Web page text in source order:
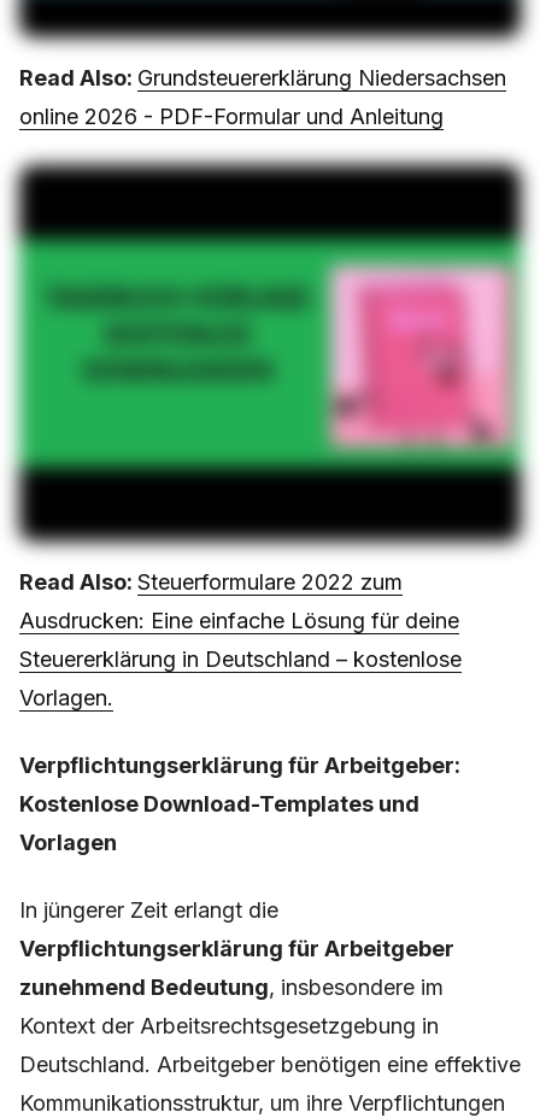
Read Also: Grundsteuererklärung Niedersachsen
online 2026 - PDF-Formular und Anleitung
Read Also: Steuerformulare 2022 zum
Ausdrucken: Eine einfache Lösung für deine
Steuererklärung in Deutschland – kostenlose
Vorlagen.
Verpflichtungserklärung für Arbeitgeber:
Kostenlose Download-Templates und
Vorlagen
In jüngerer Zeit erlangt die
Verpflichtungserklärung für Arbeitgeber
zunehmend Bedeutung, insbesondere im
Kontext der Arbeitsrechtsgesetzgebung in
Deutschland. Arbeitgeber benötigen eine effektive
Kommunikationsstruktur, um ihre Verpflichtungen